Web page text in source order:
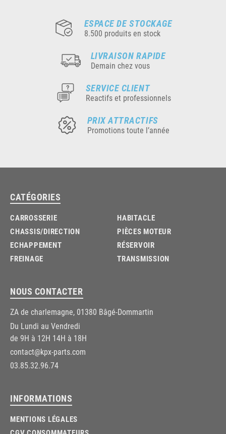
ESPACE DE STOCKAGE
8.500 produits en stock
LIVRAISON RAPIDE
Demain chez vous
SERVICE CLIENT
Reactifs et professionnels
PRIX ATTRACTIFS
Promotions toute l’année
CATÉGORIES
CARROSSERIE
CHASSIS/DIRECTION
ECHAPPEMENT
FREINAGE
HABITACLE
PIÈCES MOTEUR
RÉSERVOIR
TRANSMISSION
NOUS CONTACTER
ZA de charlemagne, 01380 Bâgé-Dommartin
Du Lundi au Vendredi
de 9H à 12H 14H à 18H
contact@kpx-parts.com
03.85.32.96.74
INFORMATIONS
MENTIONS LÉGALES